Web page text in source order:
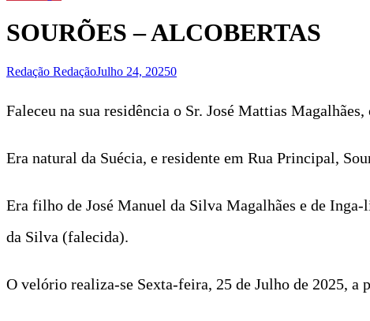
SOURÕES – ALCOBERTAS
Redação RedaçãoJulho 24, 20250
Faleceu na sua residência o Sr. José Mattias Magalhães,
Era natural da Suécia, e residente em Rua Principal,
Era filho de José Manuel da Silva Magalhães e de
da Silva (falecida).
O velório realiza-se Sexta-feira, 25 de Julho de 2025, a